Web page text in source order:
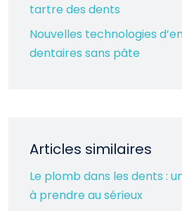
tartre des dents
Nouvelles technologies
dentaires sans pâte
Articles similaires
Le plomb dans les dents :
à prendre au sérieux